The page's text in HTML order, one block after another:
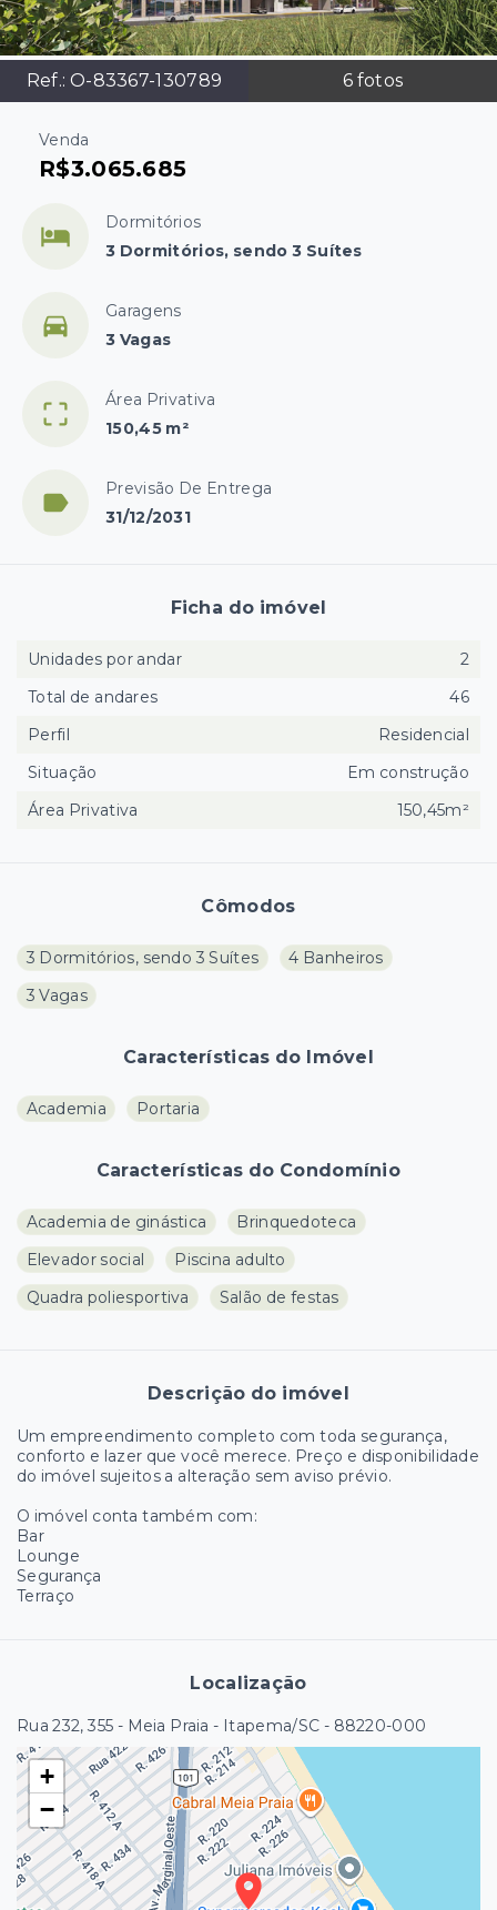
Ref.: O-83367-130789 6 fotos
Venda
R$3.065.685
Dormitórios
3 Dormitórios, sendo 3 Suítes
Garagens
3 Vagas
Área Privativa
150,45 m²
Previsão De Entrega
31/12/2031
Cômodos
3 Dormitórios, sendo 3 Suítes
4 Banheiros
3 Vagas
Características do Imóvel
Academia Portaria
Características do Condomínio
Academia de ginástica
Brinquedoteca
Elevador social
Piscina adulto
Quadra poliesportiva
Salão de festas
Descrição do imóvel
Um empreendimento completo com toda segurança,
conforto e lazer que você merece. Preço e disponibilidade
do imóvel sujeitos a alteração sem aviso prévio.
O imóvel conta também com:
Bar
Lounge
Segurança
Terraço
Localização
Rua 232, 355 - Meia Praia - Itapema/SC - 88220-000
+
−
Ficha do imóvel
Unidades por andar
2
Total de andares
46
Perfil
Residencial
Situação
Em construção
Área Privativa
150,45m²